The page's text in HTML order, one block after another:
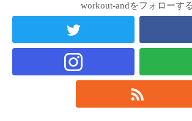
workout-andをフォローする